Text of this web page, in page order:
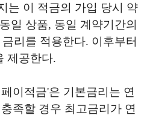
는 이 적금의 가입 당시 약
일 상품, 동일 계약기간의
리를 적용한다. 이후부터
제공한다.
이적금'은 기본금리는 연
족할 경우 최고금리가 연